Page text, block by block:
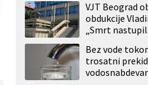
VJT Beograd
obdukcije
„Smrt
Bez vode
trosatni prekid